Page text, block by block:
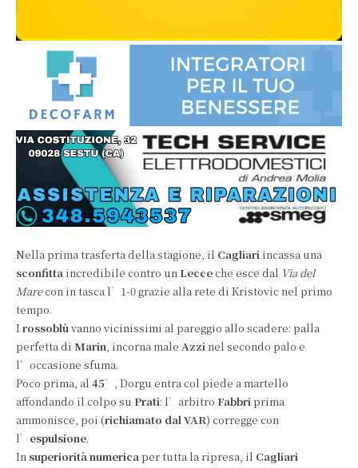
Nella prima trasferta della stagione, il Cagliari incassa una
sconfitta incredibile contro un Lecceche esce dal Via del
Marecon in tasca l’1-0 grazie alla rete di Kristovic nel primo
tempo.
Irossoblùvanno vicinissimi al pareggio allo scadere: palla
perfetta di Marin, incorna male Azzinel secondo palo e
l’occasione sfuma.
Poco prima, al 45’, Dorgu entra col piede a martello
affondando il colpo su Prati: l’arbitro Fabbriprima
ammonisce, poi (richiamato dal VAR) corregge con
l’ espulsione.
In superiorità numericaper tutta la ripresa, il Cagliari